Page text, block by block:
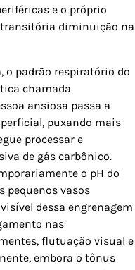
e o próprio
diminuição na
o padrão respiratório do
chamada
ansiosa passa a
puxando mais
processar e
de gás carbônico.
o pH do
pequenos vasos
dessa engrenagem
nas
flutuação visual e
embora o tônus